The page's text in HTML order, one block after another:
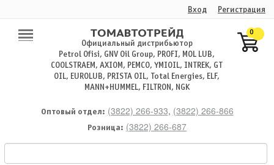
Вход Регистрация
Официальный дистрибьютор
Petrol Ofisi, GNV Oil Group, PROFI, MOL LUB,
COOLSTRAEM, AXIOM, PEMCO, YMIOIL, INTREK, GT
OIL, EUROLUB, PRISTA OIL, Total Energies, ELF,
MANN+HUMMEL, FILTRON, NGK
0
Оптовый отдел: (3822) 266-933, (3822) 266-866
Розница: (3822) 266-687